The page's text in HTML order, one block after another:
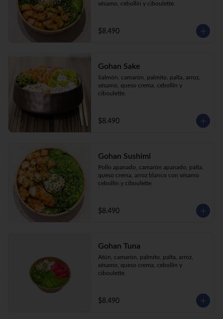
sésamo, cebollín y ciboulette.
$8.490
Gohan Sake
Salmón, camarón, palmito, palta, arroz,
sésamo, queso crema, cebollín y
ciboulette.
$8.490
Gohan Sushimi
Pollo apanado, camarón apanado, palta,
queso crema, arroz blanco con sésamo
cebollín y ciboulette.
$8.490
Gohan Tuna
Atún, camarón, palmito, palta, arroz,
sésamo, queso crema, cebollín y
ciboulette.
$8.490